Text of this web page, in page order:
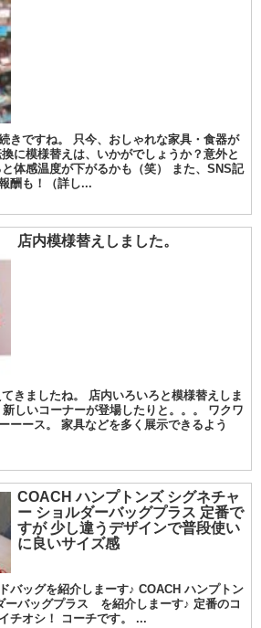
きですね。 只今、おしゃれな家具・食器が
に模様替えは、いかがでしょうか？意外と
体感温度が下がるかも（笑） また、SNS記
酬も！（詳し...
店内模様替えしました。
きましたね。 店内いろいろと模様替えしま
しいコーナーが登場したりと。。。 ワクワ
ーース。 家具などを多く展示できるよう
COACH ハンプトンズ シグネチャ
ー ショルダーバッグプラス 定番で
すが 少し違うデザインで普段使い
に良いサイズ感
バッグを紹介しまーす♪ COACH ハンプトン
ーバッグプラス を紹介しまーす♪ 定番のコ
チオシ！ コーチです。 ...